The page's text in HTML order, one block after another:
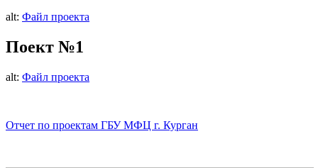
alt: Файл проекта
Поект №1
alt: Файл проекта
Отчет по проектам ГБУ МФЦ г. Курган